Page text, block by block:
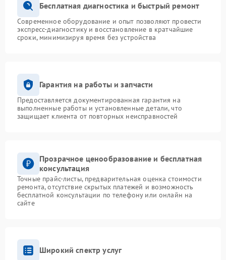
Бесплатная диагностика и быстрый ремонт
Современное оборудование и опыт позволяют провести
экспресс-диагностику и восстановление в кратчайшие
сроки, минимизируя время без устройства
Гарантия на работы и запчасти
Предоставляется документированная гарантия на
выполненные работы и установленные детали, что
защищает клиента от повторных неисправностей
Прозрачное ценообразование и бесплатная
консультация
Точные прайс-листы, предварительная оценка стоимости
ремонта, отсутствие скрытых платежей и возможность
бесплатной консультации по телефону или онлайн на
сайте
Широкий спектр услуг